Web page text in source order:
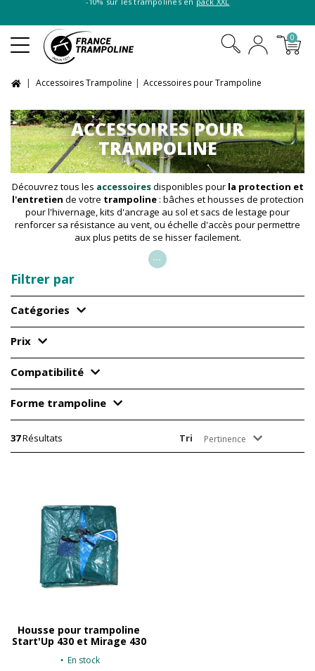
0
Accessoires Trampoline Accessoires pour Trampoline
ACCESSOIRES POUR
TRAMPOLINE
Découvrez tous les accessoiresdisponibles pour la protection et
l'entretien de votre trampoline: bâches et housses de protection
pour l'hivernage, kits d'ancrage au sol et sacs de lestage pour
renforcer sa résistance au vent, ou échelle d'accès pour permettre
aux plus petits de se hisser facilement.
...
Filtrer par
Catégories
Prix
Compatibilité
Forme trampoline
37Résultats Tri Pertinence
Housse pour trampoline
Start'Up 430 et Mirage 430
En stock